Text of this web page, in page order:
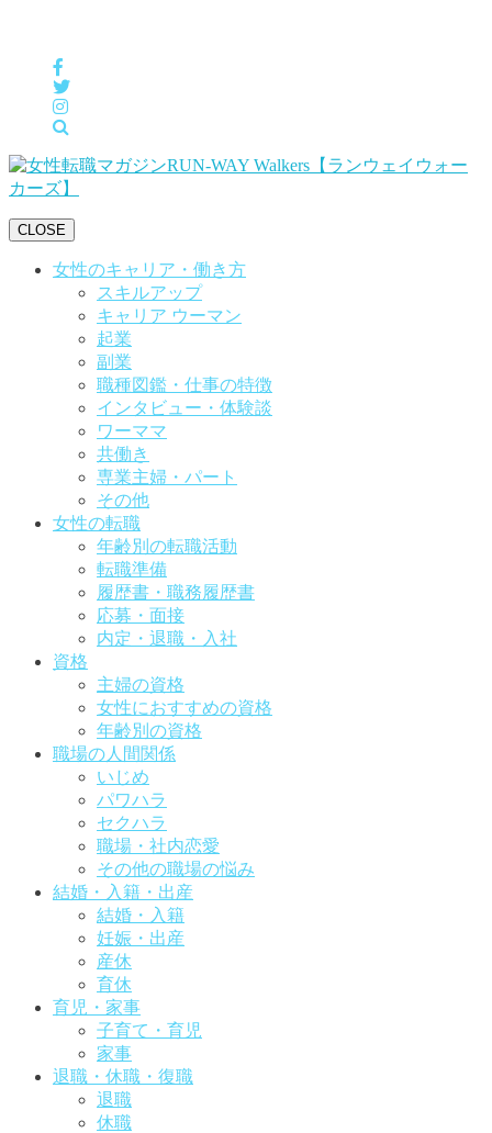
CLOSE
女性のキャリア・働き方
スキルアップ
キャリア ウーマン
起業
副業
職種図鑑・仕事の特徴
インタビュー・体験談
ワーママ
共働き
専業主婦・パート
その他
女性の転職
年齢別の転職活動
転職準備
履歴書・職務履歴書
応募・面接
内定・退職・入社
資格
主婦の資格
女性におすすめの資格
年齢別の資格
職場の人間関係
いじめ
パワハラ
セクハラ
職場・社内恋愛
その他の職場の悩み
結婚・入籍・出産
結婚・入籍
妊娠・出産
産休
育休
育児・家事
子育て・育児
家事
退職・休職・復職
退職
休職